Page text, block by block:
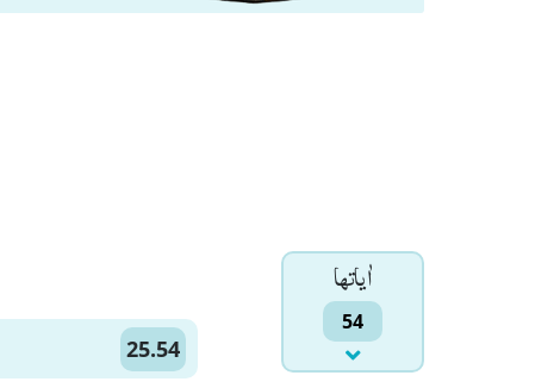
اٰياتها
54
25.54